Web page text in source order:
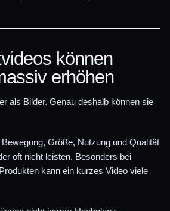
können
erhöhen
als Bilder. Genau deshalb können sie
Größe, Nutzung und Qualität
oft nicht leisten. Besonders bei
kann ein kurzes Video viele